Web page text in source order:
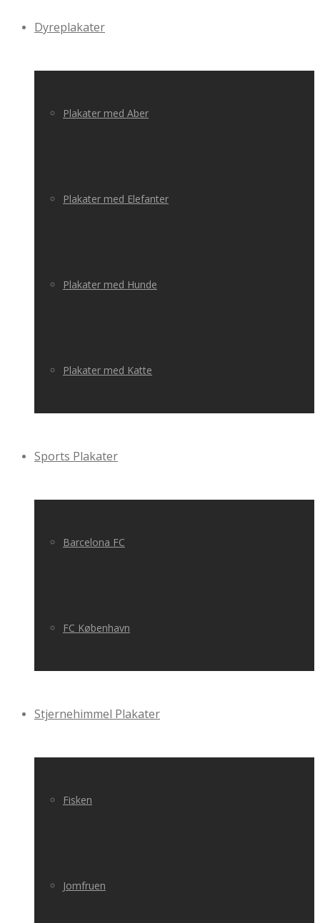
Dyreplakater
Plakater med Aber
Plakater med Elefanter
Plakater med Hunde
Plakater med Katte
Sports Plakater
Barcelona FC
FC København
Stjernehimmel Plakater
Fisken
Jomfruen